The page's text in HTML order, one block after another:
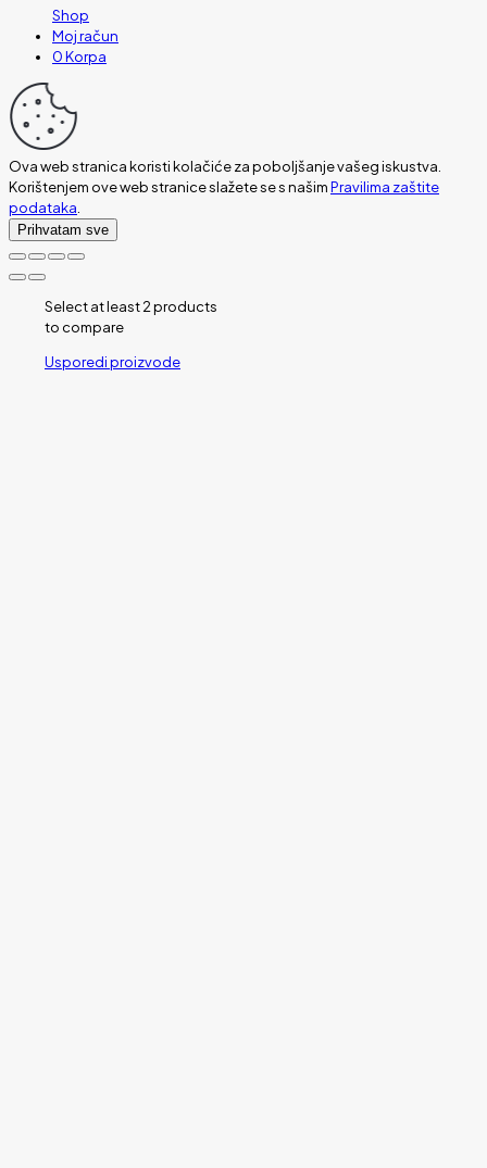
Shop
Moj račun
0Korpa
Ova web stranica koristi kolačiće za poboljšanje vašeg iskustva.
Korištenjem ove web stranice slažete se s našimPravilima zaštite
podataka.
Prihvatam sve
Select at least 2 products
to compare
Usporedi proizvode